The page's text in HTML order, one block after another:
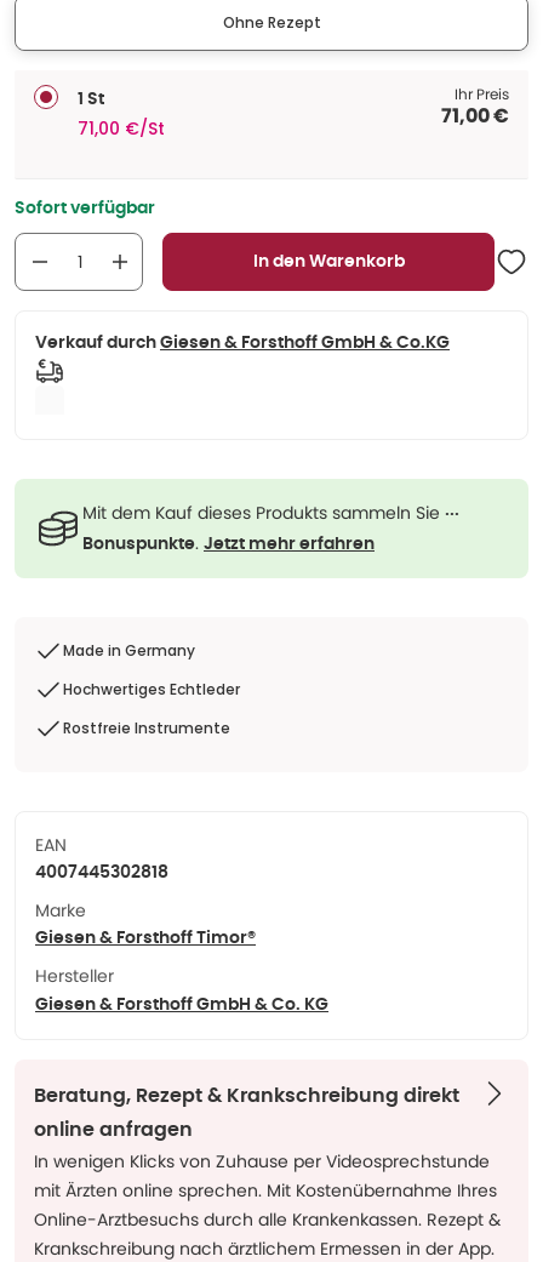
Ohne Rezept
1 St
71,00 €/St
Ihr Preis
71,00 €
Sofort verfügbar
In den Warenkorb
Verkauf durch Giesen & Forsthoff GmbH & Co.KG
Mit dem Kauf dieses Produkts sammeln Sie ···
Bonuspunkte. Jetzt mehr erfahren
Made in Germany
Hochwertiges Echtleder
Rostfreie Instrumente
EAN
4007445302818
Marke
Giesen & Forsthoff Timor®
Hersteller
Giesen & Forsthoff GmbH & Co. KG
Beratung, Rezept & Krankschreibung direkt
online anfragen
In wenigen Klicks von Zuhause per Videosprechstunde
mit Ärzten online sprechen. Mit Kostenübernahme Ihres
Online-Arztbesuchs durch alle Krankenkassen. Rezept &
Krankschreibung nach ärztlichem Ermessen in der App.